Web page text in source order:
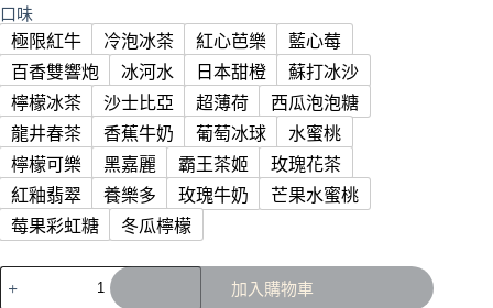
口味
極限紅牛 冷泡冰茶 紅心芭樂
藍心莓
百香雙響炮
冰河水 日本甜橙
蘇打冰沙
檸檬冰茶
沙士比亞 超薄荷
西瓜泡泡糖
龍井春茶
香蕉牛奶 葡萄冰球
水蜜桃
檸檬可樂
黑嘉麗 霸王茶姬
玫瑰花茶
紅釉翡翠
養樂多 玫瑰牛奶
芒果水蜜桃
莓果彩虹糖
冬瓜檸檬
💥
【限
加入購物車